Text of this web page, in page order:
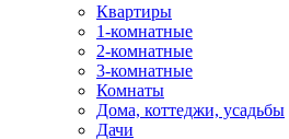
Квартиры
1-комнатные
2-комнатные
3-комнатные
Комнаты
Дома, коттеджи, усадьбы
Дачи